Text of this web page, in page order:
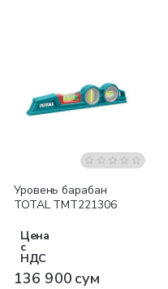
Уровень барабан
TOTAL TMT221306
Цена
с
НДС
136 900 сум